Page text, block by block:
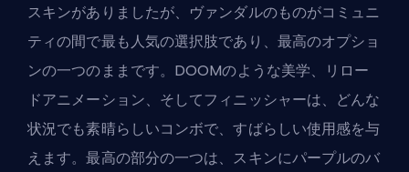
スキンがありましたが、ヴァンダルのものがコミュニ
ティの間で最も人気の選択肢であり、最高のオプショ
ンの一つのままです。DOOMのような美学、リロー
ドアニメーション、そしてフィニッシャーは、どんな
状況でも素晴らしいコンボで、すばらしい使用感を与
えます。最高の部分の一つは、スキンにパープルのバ